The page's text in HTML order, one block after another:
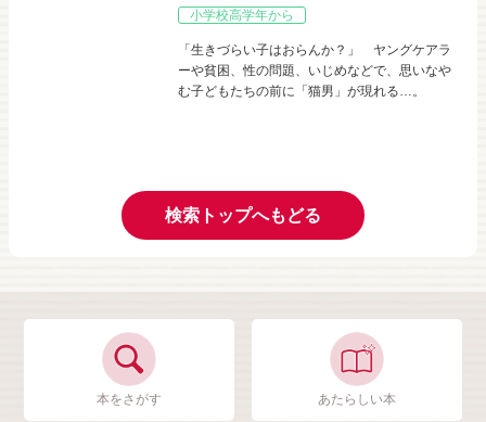
小学校高学年から
「生きづらい子はおらんか？」 ヤングケアラ
ーや貧困、性の問題、いじめなどで、思いなや
む子どもたちの前に「猫男」が現れる…。
検索トップへもどる
本をさがす あたらしい本